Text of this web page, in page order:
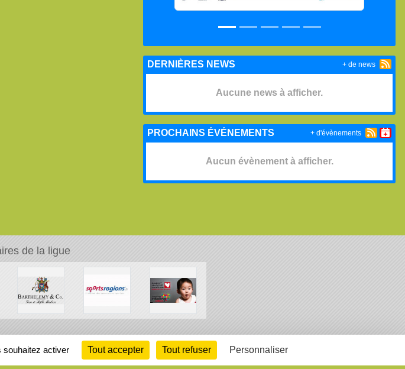
DERNIÈRES NEWS
Aucune news à afficher.
+ de news
PROCHAINS ÉVÉNEMENTS
Aucun évènement à afficher.
+ d'évènements
de la ligue
Charte cookies
Gestion des cookies
Informations légales
Signaler un contenu inapproprié
souhaitez activer Tout accepter Tout refuser Personnaliser